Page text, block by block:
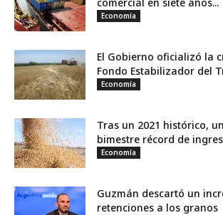
Economía
El Gobierno oficializó la
Fondo Estabilizador del
Economía
Tras un 2021 histórico,
bimestre récord de
Economía
Guzmán descartó un
retenciones a los granos